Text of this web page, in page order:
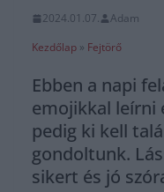
2024.01.07.
Adam
Kezdőlap » Fejtörő
Ebben a napi
emojikkal leírni
pedig ki kell
gondoltunk.
sikert és jó